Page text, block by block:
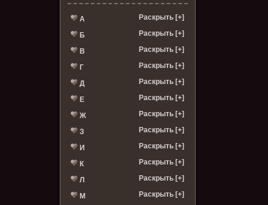
А Раскрыть [+]
Б Раскрыть [+]
В Раскрыть [+]
Г Раскрыть [+]
Д Раскрыть [+]
Е Раскрыть [+]
Ж Раскрыть [+]
З Раскрыть [+]
И Раскрыть [+]
К Раскрыть [+]
Л Раскрыть [+]
М Раскрыть [+]